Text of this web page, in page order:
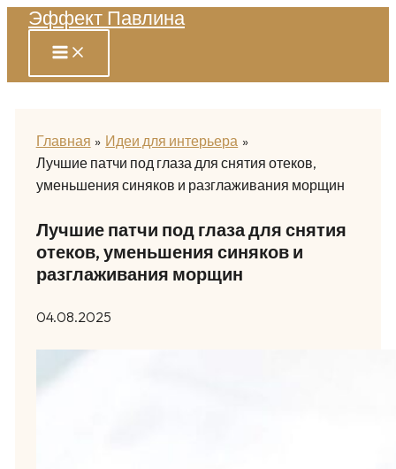
Перейти
содержимому
Эффект Павлина
Главная
Идеи для интерьера
Лучшие патчи под глаза для снятия отеков,
уменьшения синяков и разглаживания морщин
Лучшие патчи под глаза для снятия
отеков, уменьшения синяков и
разглаживания морщин
04.08.2025